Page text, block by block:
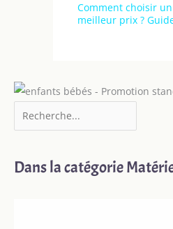
Comment choisir
meilleur prix ?
Dans la catégorie